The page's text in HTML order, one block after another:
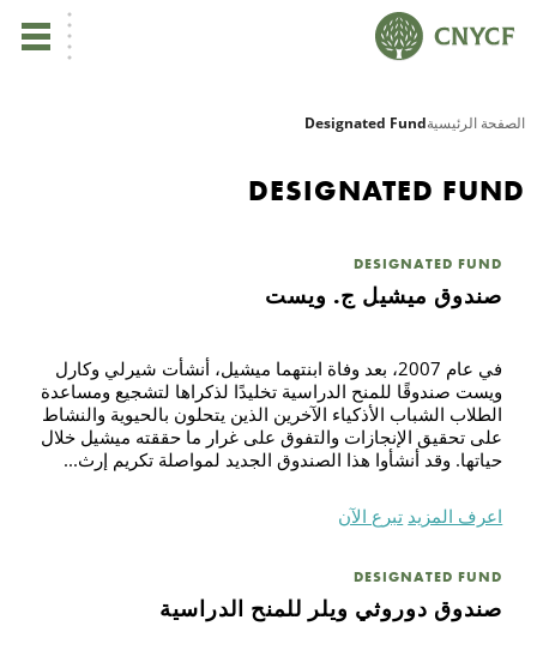
الصفحة الرئيسيةDesignated Fund
DESIGNATED FUND
DESIGNATED FUND
صندوق ميشيل ج. ويست
في عام 2007، بعد وفاة ابنتهما ميشيل، أنشأت شيرلي وكارل
ويست صندوقًا للمنح الدراسية تخليدًا لذكراها لتشجيع ومساعدة
الطلاب الشباب الأذكياء الآخرين الذين يتحلون بالحيوية والنشاط
على تحقيق الإنجازات والتفوق على غرار ما حققته ميشيل خلال
حياتها. وقد أنشأوا هذا الصندوق الجديد لمواصلة تكريم إرث...
اعرف المزيد تبرع الآن
DESIGNATED FUND
صندوق دوروثي ويلر للمنح الدراسية